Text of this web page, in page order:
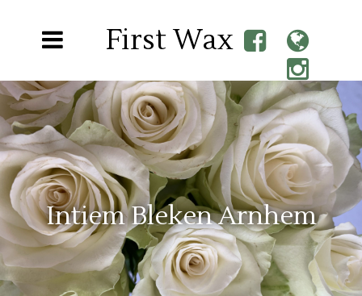
First Wax
Intiem Bleken Arnhem